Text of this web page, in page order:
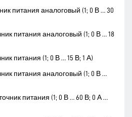
питания аналоговый (1; 0 В … 30
питания аналоговый (1; 0 В … 18
питания (1; 0 В … 15 В; 1 А)
питания аналоговый (1; 0 В …
питания (1; 0 В … 60 В; 0 А …